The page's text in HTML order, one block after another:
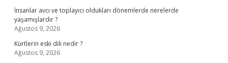
İnsanlar avcı ve toplayıcı oldukları dönemlerde nerelerde
yaşamışlardır ?
Ağustos 9, 2026
Kürtlerin eski dili nedir ?
Ağustos 9, 2026